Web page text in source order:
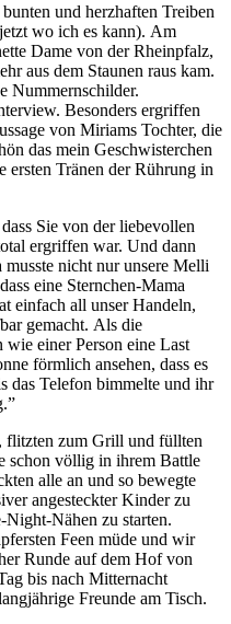
und herzhaften Treiben
wo ich es kann). Am
Dame von der Rheinpfalz,
aus dem Staunen raus kam.
Nummernschilder.
Besonders ergriffen
von Miriams Tochter, die
das mein Geschwisterchen
ersten Tränen der Rührung in
Sie von der liebevollen
ergriffen war. Und dann
nicht nur unsere Melli
eine Sternchen-Mama
einfach all unser Handeln,
gemacht. Als die
einer Person eine Last
förmlich ansehen, dass es
das Telefon bimmelte und ihr
flitzten zum Grill und füllten
schon völlig in ihrem Battle
alle an und so bewegte
angesteckter Kinder zu
Nähen zu starten.
Feen müde und wir
Runde auf dem Hof von
bis nach Mitternacht
Freunde am Tisch.